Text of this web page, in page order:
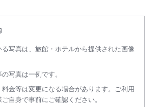
写真は、旅館・ホテルから提供された画像
写真は一例です。
料金等は変更になる場合があります。ご利用
自身で事前にご確認ください。